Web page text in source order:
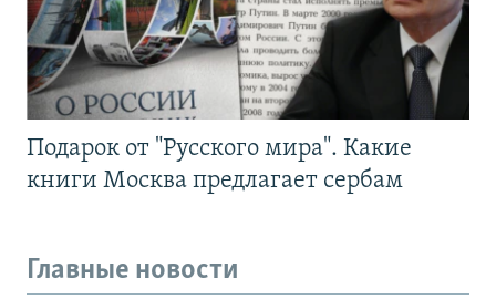
Подарок от "Русского мира". Какие
книги Москва предлагает сербам
Главные новости